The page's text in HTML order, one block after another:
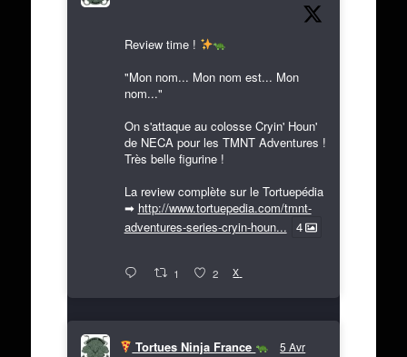
Review time !
"Mon nom... Mon nom est... Mon
nom..."
On s'attaque au colosse Cryin' Houn'
de NECA pour les TMNT Adventures !
Très belle figurine !
La review complète sur le Tortuepédia
➡ http://www.tortuepedia.com/tmnt-
adventures-series-cryin-houn... 4
1 2 X
Tortues Ninja France 5 Avr